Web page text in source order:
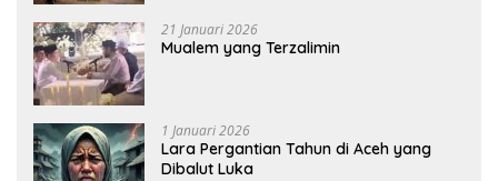
21 Januari 2026
Mualem yang Terzalimin
1 Januari 2026
Lara Pergantian Tahun di Aceh yang
Dibalut Luka